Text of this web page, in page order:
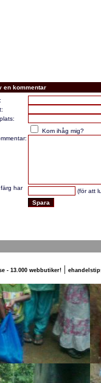
en kommentar
Kom ihåg mig?
har
(för att
- 13.000 webbutiker!|
Milton